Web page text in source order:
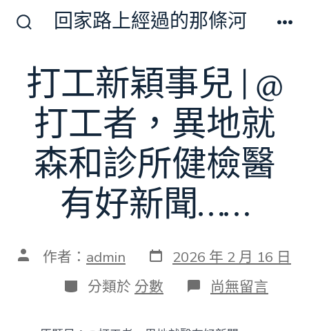
切
換
開
回家路上經過的那條河
打工新穎事兒 | @
打工者，異地就
森和診所健檢醫
有好新聞……
文 作者： admin 發
表
日
期
2026 年 2 月 16 日
分
類
分類於 分數 在
〈打
尚無留言